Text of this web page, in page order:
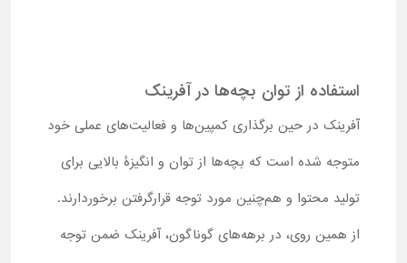
استفاده از توان بچه‌ها در آفرینک
آفرینک در حین برگذاری کمپین‌ها و فعالیت‌های عملی خود
متوجه شده است که بچه‌ها از توان و انگیزۀ بالایی برای
تولید محتوا و هم‌چنین مورد توجه قرارگرفتن برخوردارند.
از همین روی، در برهه‌های گوناگون، آفرینک ضمن توجه